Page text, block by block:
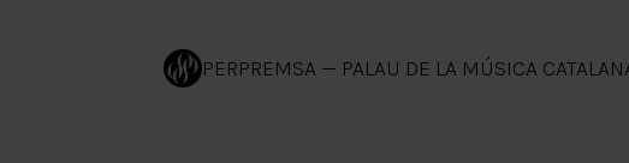
PERPREMSA — PALAU DE LA MÚSICA